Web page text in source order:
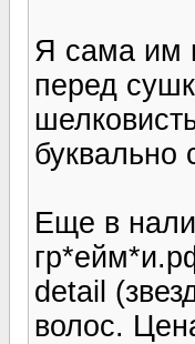
Я сама им
перед
буквально
Еще в
detail
волос.